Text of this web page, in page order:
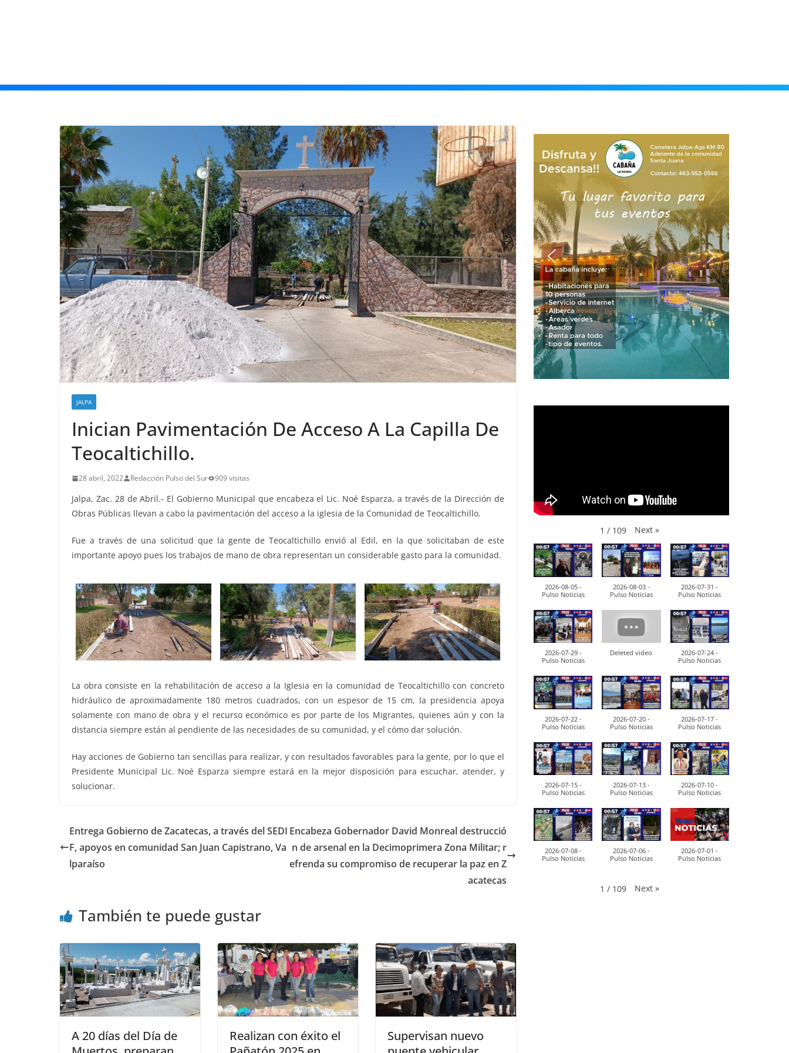
JALPA
Inician Pavimentación De Acceso A La Capilla De
Teocaltichillo.
28 abril, 2022 Redacción Pulso del Sur 909 visitas
Jalpa, Zac. 28 de Abril.- El Gobierno Municipal que encabeza el Lic. Noé Esparza, a través de la Dirección de
Obras Públicas llevan a cabo la pavimentación del acceso a la iglesia de la Comunidad de Teocaltichillo.
Fue a través de una solicitud que la gente de Teocaltichillo envió al Edil, en la que solicitaban de este
importante apoyo pues los trabajos de mano de obra representan un considerable gasto para la comunidad.
La obra consiste en la rehabilitación de acceso a la Iglesia en la comunidad de Teocaltichillo con concreto
hidráulico de aproximadamente 180 metros cuadrados, con un espesor de 15 cm, la presidencia apoya
solamente con mano de obra y el recurso económico es por parte de los Migrantes, quienes aún y con la
distancia siempre están al pendiente de las necesidades de su comunidad, y el cómo dar solución.
Hay acciones de Gobierno tan sencillas para realizar, y con resultados favorables para la gente, por lo que el
Presidente Municipal Lic. Noé Esparza siempre estará en la mejor disposición para escuchar, atender, y
solucionar.
Entrega Gobierno de Zacatecas, a través del SEDI
F, apoyos en comunidad San Juan Capistrano, Va
lparaíso
Encabeza Gobernador David Monreal destrucció
n de arsenal en la Decimoprimera Zona Militar; r
efrenda su compromiso de recuperar la paz en Z
acatecas
También te puede gustar
A 20 días del Día de
Realizan con éxito el
Supervisan nuevo
1 / 109 Next »
2026-08-05 -
Pulso Noticias
2026-08-03 -
Pulso Noticias
2026-07-31 -
Pulso Noticias
2026-07-29 -
Pulso Noticias
Deleted video
2026-07-24 -
Pulso Noticias
2026-07-22 -
Pulso Noticias
2026-07-20 -
Pulso Noticias
2026-07-17 -
Pulso Noticias
2026-07-15 -
Pulso Noticias
2026-07-13 -
Pulso Noticias
2026-07-10 -
Pulso Noticias
2026-07-08 -
Pulso Noticias
2026-07-06 -
Pulso Noticias
2026-07-01 -
Pulso Noticias
1 / 109 Next »